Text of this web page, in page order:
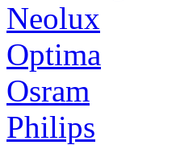
Neolux
Optima
Osram
Philips